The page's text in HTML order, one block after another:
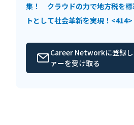
集！ クラウドの力で地方税を標
トとして社会革新を実現！<414>
Career Networkに登録し
ァーを受け取る